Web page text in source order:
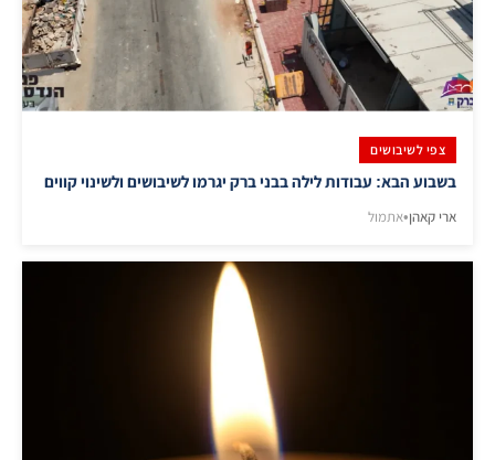
צפי לשיבושים
בשבוע הבא: עבודות לילה בבני ברק יגרמו לשיבושים ולשינוי קווים
ארי קאהן•אתמול